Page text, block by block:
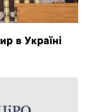
в Україні